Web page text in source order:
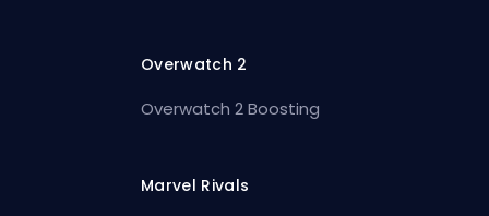
Overwatch 2
Overwatch 2 Boosting
Marvel Rivals